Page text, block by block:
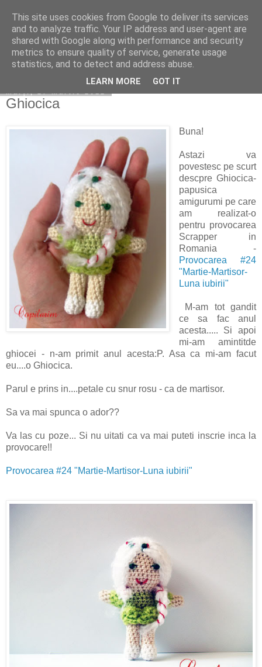
Copilarim
Ghiocica
Buna!
Astazi va
povestesc pe scurt
descpre Ghiocica-
papusica
amigurumi pe care
am realizat-o
pentru provocarea
Scrapper in
Romania -
Provocarea #24
"Martie-Martisor-
Luna iubirii"
M-am tot gandit
ce sa fac anul
acesta..... Si apoi
mi-am amintitde
ghiocei - n-am primit anul acesta:P. Asa ca mi-am facut
eu....o Ghiocica.
Parul e prins in....petale cu snur rosu - ca de martisor.
Sa va mai spunca o ador??
Va las cu poze... Si nu uitati ca va mai puteti inscrie inca la
provocare!!
Provocarea #24 "Martie-Martisor-Luna iubirii"
This site uses cookies from Google to deliver its services
and to analyze traffic. Your IP address and user-agent are
shared with Google along with performance and security
metrics to ensure quality of service, generate usage
statistics, and to detect and address abuse.
LEARN MORE GOT IT